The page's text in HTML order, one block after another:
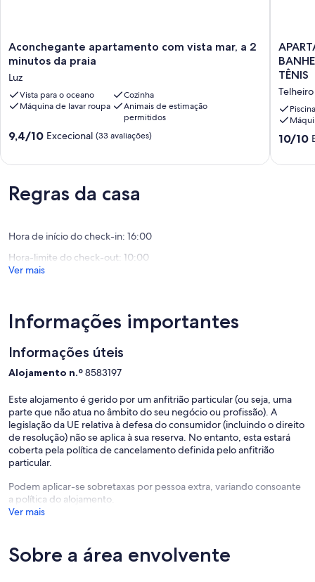
Aconchegante
apartamento
vista
mar,
a
minutos
Aconchegante apartamento com vista mar, a 2
minutos da praia
Luz
Vista para o oceano
Cozinha
Máquina de lavar roupa
Animais de estimação
permitidos
Pontuação
um
máximo
Excecional,
avaliações)
9,4/10 Excecional (33 avaliações)
COM
2
2
WIFI,
PISCINA
E
TÊNIS
Telheiro
Piscina
10.0
10/10
Regras da casa
Hora de início do check-in: 16:00
Hora-limite do check-out: 10:00
Ver mais
Informações importantes
Informações úteis
Alojamento n.º8583197
Este alojamento é gerido por um anfitrião particular (ou seja, uma
parte que não atua no âmbito do seu negócio ou profissão). A
legislação da UE relativa à defesa do consumidor (incluindo o direito
de resolução) não se aplica à sua reserva. No entanto, esta estará
coberta pela política de cancelamento definida pelo anfitrião
particular.
Podem aplicar-se sobretaxas por pessoa extra, variando consoante
a política do alojamento.
Ver mais
Sobre a área envolvente